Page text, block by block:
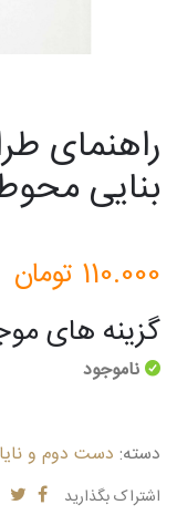
راهنمای
بنایی
110.000 تومان
گزینه های
ناموجود
دسته: دست دوم و
اشتراک بگذارید